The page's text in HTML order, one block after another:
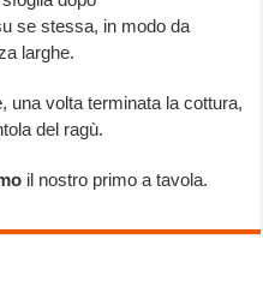
se stessa, in modo da
larghe.
una volta terminata la cottura,
del ragù.
il nostro primo a tavola.